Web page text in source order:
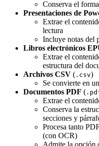
Conserva el
Presentaciones de
Extrae el
lectura
Incluye notas del
Libros electrónicos
Extrae el
estructura del
Archivos CSV ( .csv)
Se convierte en
Documentos PDF (
Extrae el
Conserva la
secciones y
Procesa tanto
(con OCR)